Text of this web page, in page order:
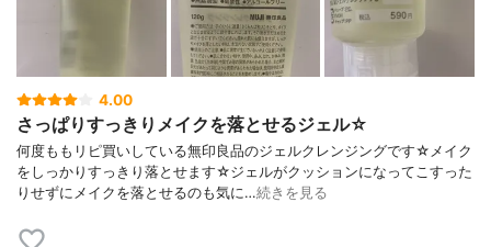
4.00
さっぱりすっきりメイクを落とせるジェル☆
何度ももリピ買いしている無印良品のジェルクレンジングです☆メイク
をしっかりすっきり落とせます☆ジェルがクッションになってこすった
りせずにメイクを落とせるのも気に…続きを見る